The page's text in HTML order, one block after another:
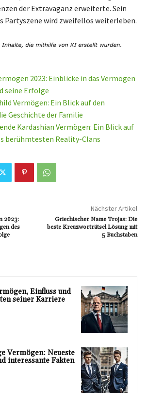
der Extravaganz erweiterte. Sein
Partyszene wird zweifellos weiterleben.
2023: Einblicke in das Vermögen
seine Erfolge
Vermögen: Ein Blick auf den
Geschichte der Familie
Kardashian Vermögen: Ein Blick auf
berühmtesten Reality-Clans
2023:
des
Nächster Artikel
Griechischer Name Trojas: Die
beste Kreuzworträtsel Lösung mit
5 Buchstaben
Einfluss und
seiner Karriere
Vermögen: Neueste
interessante Fakten